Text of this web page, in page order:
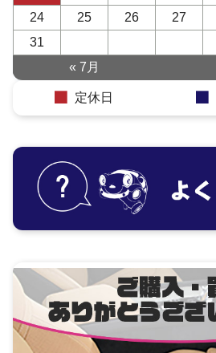
24
25 26 27
31
« 7月
定休日